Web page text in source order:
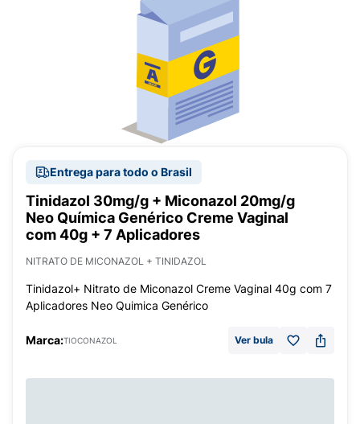
Entrega para todo o Brasil
Tinidazol 30mg/g + Miconazol 20mg/g
Neo Química Genérico Creme Vaginal
com 40g + 7 Aplicadores
NITRATO DE MICONAZOL + TINIDAZOL
Tinidazol+ Nitrato de Miconazol Creme Vaginal 40g com 7
Aplicadores Neo Quimica Genérico
Marca:TIOCONAZOL Ver bula